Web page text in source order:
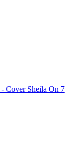
Cover Sheila On 7